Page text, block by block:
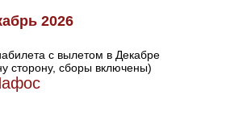
2026
с вылетом в Декабре
сторону, сборы включены)